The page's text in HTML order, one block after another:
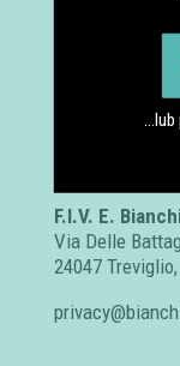
Posiada
F.I.V. E.
Via Delle
24047 Treviglio,